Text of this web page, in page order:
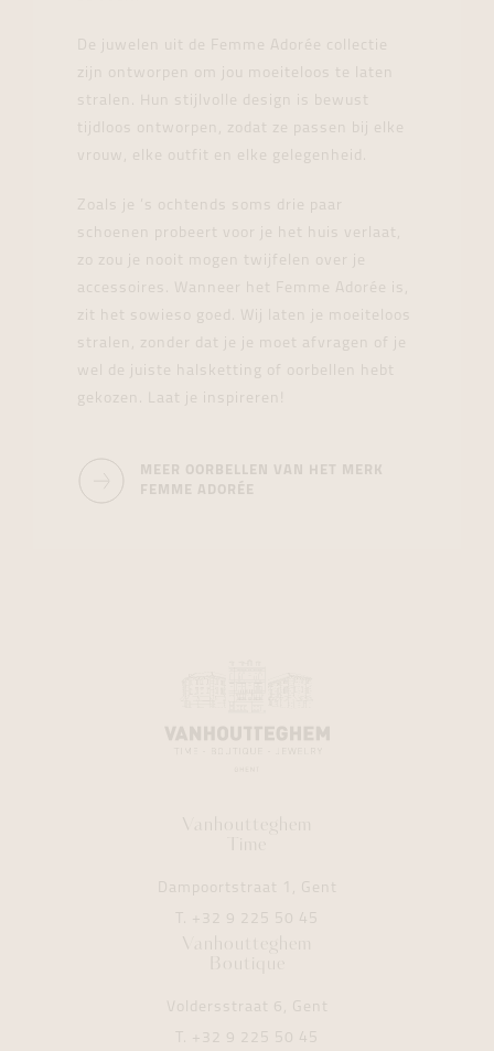
De juwelen uit de Femme Adorée collectie
zijn ontworpen om jou moeiteloos te laten
stralen. Hun stijlvolle design is bewust
tijdloos ontworpen, zodat ze passen bij elke
vrouw, elke outfit en elke gelegenheid.
Zoals je ’s ochtends soms drie paar
schoenen probeert voor je het huis verlaat,
zo zou je nooit mogen twijfelen over je
accessoires. Wanneer het Femme Adorée is,
zit het sowieso goed. Wij laten je moeiteloos
stralen, zonder dat je je moet afvragen of je
wel de juiste halsketting of oorbellen hebt
gekozen. Laat je inspireren!
MEER OORBELLEN VAN HET MERK
FEMME ADORÉE
Vanhoutteghem
Time
Dampoortstraat 1, Gent
T. +32 9 225 50 45
Vanhoutteghem
Boutique
Voldersstraat 6, Gent
T. +32 9 225 50 45